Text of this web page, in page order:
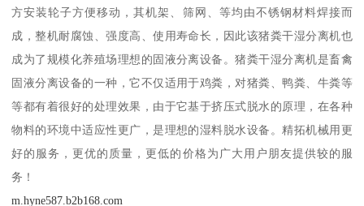
方安装轮子方便移动，其机架、筛网、等均由不锈钢材料焊接而
成，整机耐腐蚀、强度高、使用寿命长，因此该猪粪干湿分离机也
成为了规模化养殖场理想的固液分离设备。猪粪干湿分离机是畜禽
固液分离设备的一种，它不仅适用于鸡粪，对猪粪、鸭粪、牛粪等
等都有着很好的处理效果，由于它基于挤压式脱水的原理，在各种
物料的环境中适应性更广，是理想的湿料脱水设备。精拓机械用更
好的服务，更优的质量，更低的价格为广大用户朋友提供较的服
务！
m.hyne587.b2b168.com